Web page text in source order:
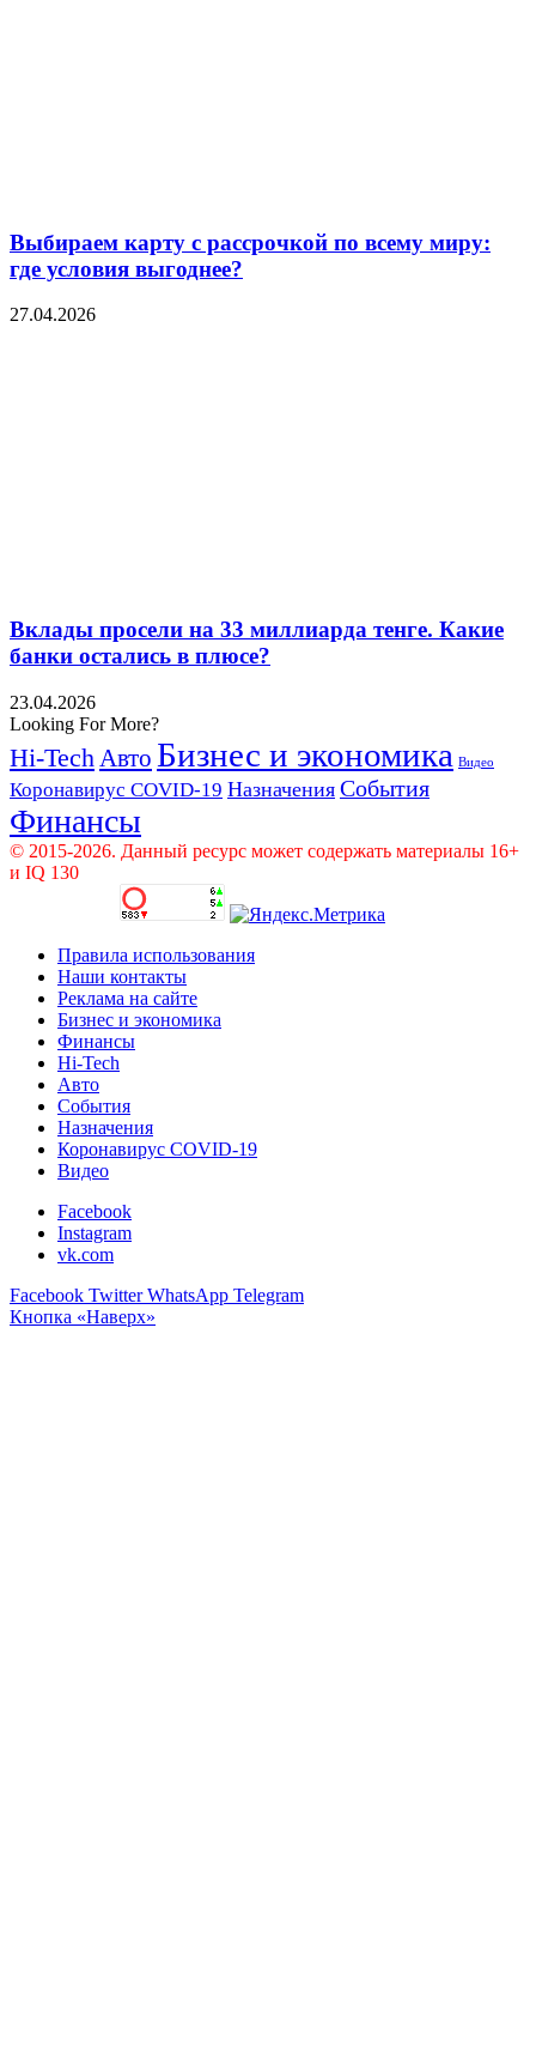
Выбираем карту с рассрочкой по всему миру:
где условия выгоднее?
27.04.2026
Вклады просели на 33 миллиарда тенге. Какие
банки остались в плюсе?
23.04.2026
Looking For More?
Hi-Tech Авто Бизнес и экономика Видео
Коронавирус COVID-19 Назначения События
Финансы
© 2015-2026. Данный ресурс может содержать материалы 16+
и IQ 130
Правила использования
Наши контакты
Реклама на сайте
Бизнес и экономика
Финансы
Hi-Tech
Авто
События
Назначения
Коронавирус COVID-19
Видео
Facebook
Instagram
vk.com
Facebook Twitter WhatsApp Telegram
Кнопка «Наверх»